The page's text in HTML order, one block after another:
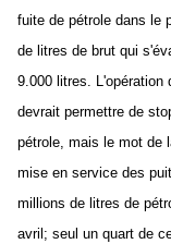
fuite de pétrole dans le
de litres de brut qui
9.000 litres. L'opération
devrait permettre de
pétrole, mais le mot de
mise en service des
millions de litres de
avril; seul un quart de